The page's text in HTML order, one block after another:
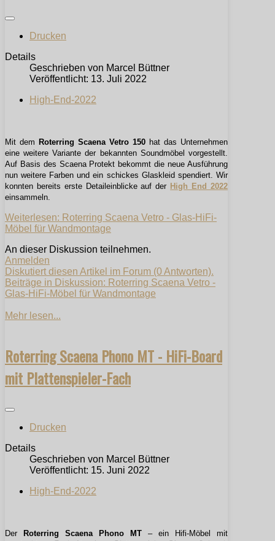
Drucken
Details
Geschrieben von Marcel Büttner
Veröffentlicht: 13. Juli 2022
High-End-2022
Mit dem Roterring Scaena Vetro 150hat das Unternehmen
eine weitere Variante der bekannten Soundmöbel vorgestellt.
Auf Basis des Scaena Protekt bekommt die neue Ausführung
nun weitere Farben und ein schickes Glaskleid spendiert. Wir
konnten bereits erste Detaileinblicke auf der High End 2022
einsammeln.
Weiterlesen: Roterring Scaena Vetro - Glas-HiFi-
Möbel für Wandmontage
An dieser Diskussion teilnehmen.
Anmelden
Diskutiert diesen Artikel im Forum (0 Antworten).
Beiträge in Diskussion: Roterring Scaena Vetro -
Glas-HiFi-Möbel für Wandmontage
Mehr lesen...
Roterring Scaena Phono MT - HiFi-Board
mit Plattenspieler-Fach
Drucken
Details
Geschrieben von Marcel Büttner
Veröffentlicht: 15. Juni 2022
High-End-2022
Der Roterring Scaena Phono MT– ein Hifi-Möbel mit